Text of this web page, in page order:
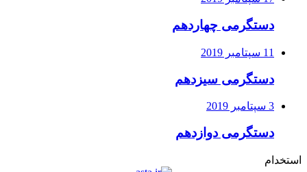
دستگرمی چهاردهم
11 سپتامبر 2019
دستگرمی سیزدهم
3 سپتامبر 2019
دستگرمی دوازدهم
استخدام